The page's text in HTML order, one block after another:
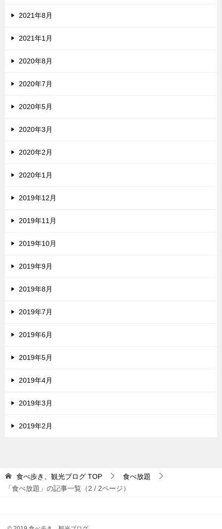
2021年8月
2021年1月
2020年8月
2020年7月
2020年5月
2020年3月
2020年2月
2020年1月
2019年12月
2019年11月
2019年10月
2019年9月
2019年8月
2019年7月
2019年6月
2019年5月
2019年4月
2019年3月
2019年2月
食べ歩き、観光ブログ TOP
食べ放題
「食べ放題」の記事一覧（2 / 2ページ）